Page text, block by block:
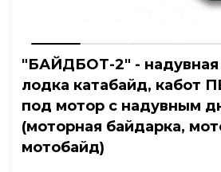
"БАЙДБОТ-2" - надувная
лодка катабайд, кабот
под мотор с надувным
(моторная байдарка,
мотобайд)